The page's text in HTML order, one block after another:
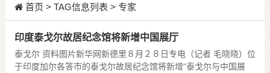
首页 > TAG信息列表 > 专家
印度泰戈尔故居纪念馆将新增中国展厅
泰戈尔 资料图片新华网新德里８月２８日专电（记者 毛晓晓）位
于印度加尔各答市的泰戈尔故居纪念馆将新增“泰戈尔与中国展